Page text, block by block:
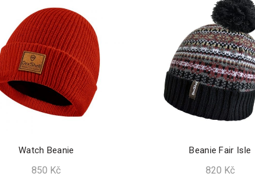
Watch Beanie
850 Kč
Beanie Fair Isle
820 Kč